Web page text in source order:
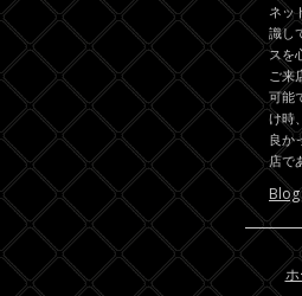
ネッ
識し
スを
ご来
可能
け時
良か
店で
Blog